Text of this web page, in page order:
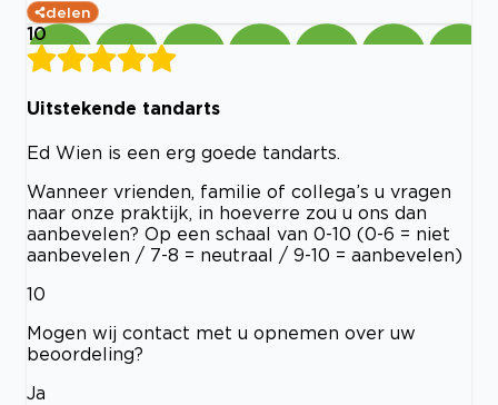
delen
10
Uitstekende tandarts
Ed Wien is een erg goede tandarts.
Wanneer vrienden, familie of collega’s u vragen
naar onze praktijk, in hoeverre zou u ons dan
aanbevelen? Op een schaal van 0-10 (0-6 = niet
aanbevelen / 7-8 = neutraal / 9-10 = aanbevelen)
10
Mogen wij contact met u opnemen over uw
beoordeling?
Ja